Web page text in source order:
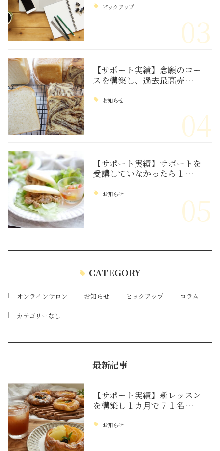
ピックアップ
03
【サポート実績】念願のコー
スを構築し、過去最高売…
お知らせ
04
【サポート実績】サポートを
受講していなかったら１…
お知らせ 05
CATEGORY
オンラインサロン お知らせ ピックアップ コラム
カテゴリーなし
最新記事
【サポート実績】新レッスン
を構築し１カ月で７１名…
お知らせ